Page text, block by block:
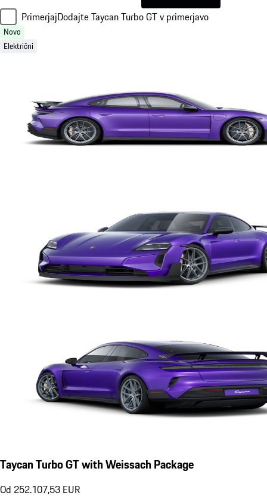
PrimerjajDodajte Taycan Turbo GT v primerjavo
Novo
Električni
Taycan Turbo GT with Weissach Package
Od 252.107,53 EUR